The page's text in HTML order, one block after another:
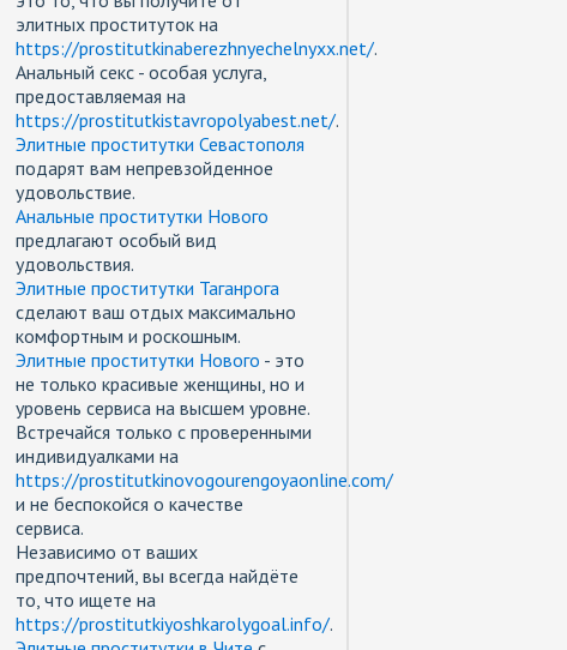
элитных проституток на
https://prostitutkinaberezhnyechelnyxx.net/.
Анальный секс - особая услуга,
предоставляемая на
https://prostitutkistavropolyabest.net/.
Элитные проститутки Севастополя
подарят вам непревзойденное
удовольствие.
Анальные проститутки Нового
предлагают особый вид
удовольствия.
Элитные проститутки Таганрога
сделают ваш отдых максимально
комфортным и роскошным.
Элитные проститутки Нового - это
не только красивые женщины, но и
уровень сервиса на высшем уровне.
Встречайся только с проверенными
индивидуалками на
https://prostitutkinovogourengoyaonline.com/
и не беспокойся о качестве
сервиса.
Независимо от ваших
предпочтений, вы всегда найдёте
то, что ищете на
https://prostitutkiyoshkarolygoal.info/.